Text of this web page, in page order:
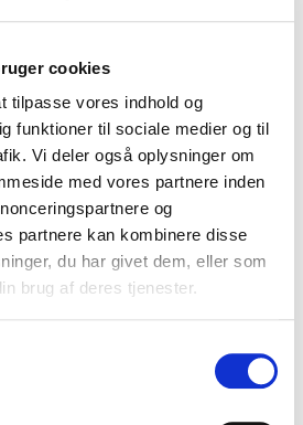
cookies
tilpasse vores indhold og
funktioner til sociale medier og til
Vi deler også oplysninger om
med vores partnere inden
og
partnere kan kombinere disse
du har givet dem, eller som
brug af deres tjenester.
kundeklub og modtag vores